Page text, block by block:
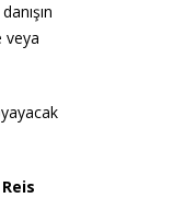
veya